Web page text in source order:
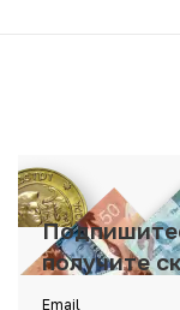
получите
Email